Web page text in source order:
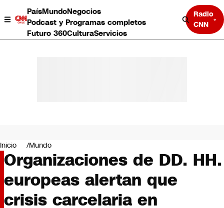
PaísMundoNegocios
Podcast y Programas completos
Futuro 360CulturaServicios
Radio
CNN
Negocios
Deportes
Programas completos
Cultura
Servicios
Bits
Inicio Mundo
Organizaciones de DD. HH.
europeas alertan que
crisis carcelaria en